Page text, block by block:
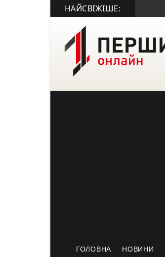
НАЙСВІЖІШЕ:
ГОЛОВНА НОВИНИ